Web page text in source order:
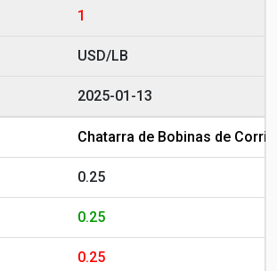
1
USD/LB
2025-01-13
Chatarra de Bobinas de
0.25
0.25
0.25